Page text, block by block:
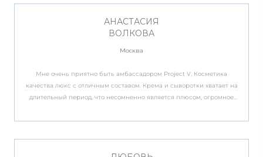
АНАСТАСИЯ
ВОЛКОВА
Москва
Мне очень приятно быть амбассадором Project V. Косметика
качества люкс с отличным составом. Крема и сыворотки хватает на
длительный период, что несомненно является плюсом, огромное
удовольствием рекомендую своим близким и друзьям. Желаю для